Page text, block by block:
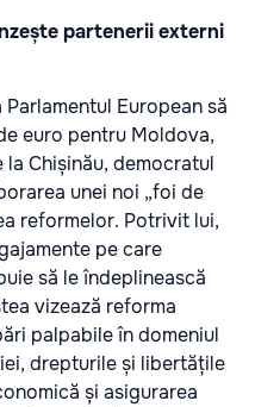
partenerii externi
European să
euro pentru Moldova,
Chișinău, democratul
unei noi „foi de
reformelor. Potrivit lui,
pe care
să le îndeplinească
vizează reforma
palpabile în domeniul
drepturile și libertățile
și asigurarea